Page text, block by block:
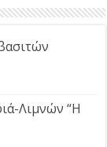
Λιμνών “Η